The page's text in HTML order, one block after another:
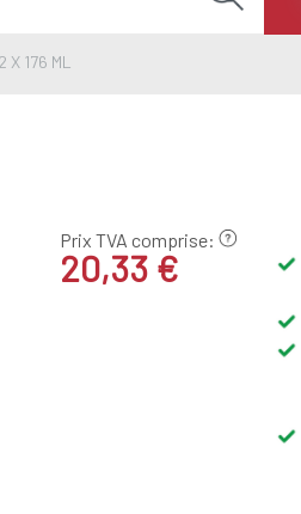
176 ML
Prix TVA comprise:
20,33 €